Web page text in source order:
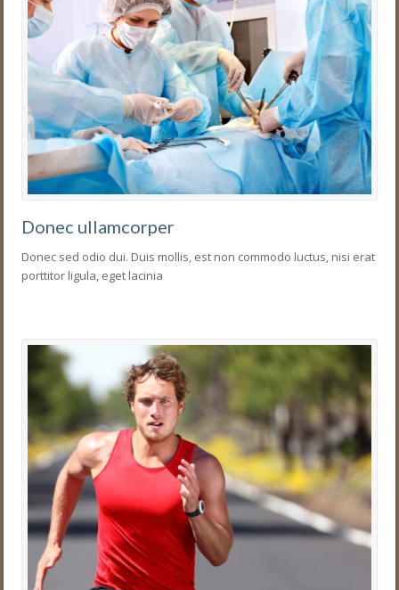
Donec ullamcorper
Donec sed odio dui. Duis mollis, est non commodo luctus, nisi erat
porttitor ligula, eget lacinia